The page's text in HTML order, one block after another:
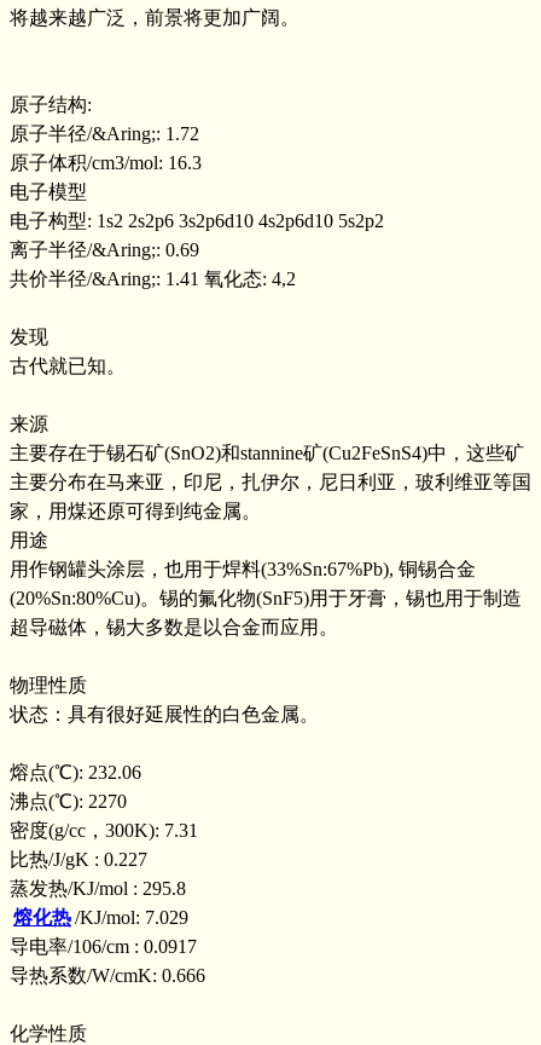
将越来越广泛，前景将更加广阔。
原子结构:
原子半径/&Aring;: 1.72
原子体积/cm3/mol: 16.3
电子模型
电子构型: 1s2 2s2p6 3s2p6d10 4s2p6d10 5s2p2
离子半径/&Aring;: 0.69
共价半径/&Aring;: 1.41 氧化态: 4,2
发现
古代就已知。
来源
主要存在于锡石矿(SnO2)和stannine矿(Cu2FeSnS4)中，这些矿
主要分布在马来亚，印尼，扎伊尔，尼日利亚，玻利维亚等国
家，用煤还原可得到纯金属。
用途
用作钢罐头涂层，也用于焊料(33%Sn:67%Pb), 铜锡合金
(20%Sn:80%Cu)。锡的氟化物(SnF5)用于牙膏，锡也用于制造
超导磁体，锡大多数是以合金而应用。
物理性质
状态：具有很好延展性的白色金属。
熔点(℃): 232.06
沸点(℃): 2270
密度(g/cc，300K): 7.31
比热/J/gK : 0.227
蒸发热/KJ/mol : 295.8
熔化热/KJ/mol: 7.029
导电率/106/cm : 0.0917
导热系数/W/cmK: 0.666
化学性质